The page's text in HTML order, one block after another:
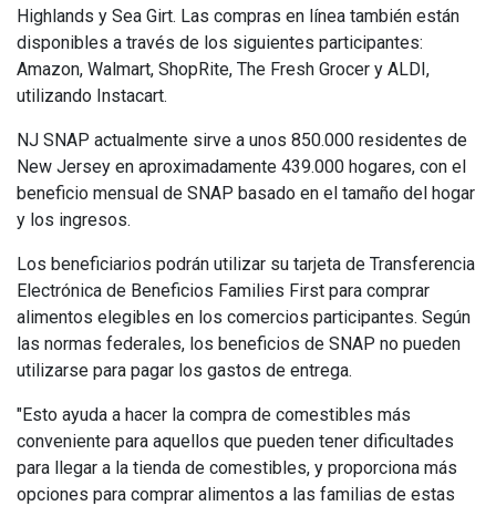
Highlands y Sea Girt. Las compras en línea también están
disponibles a través de los siguientes participantes:
Amazon, Walmart, ShopRite, The Fresh Grocer y ALDI,
utilizando Instacart.
NJ SNAP actualmente sirve a unos 850.000 residentes de
New Jersey en aproximadamente 439.000 hogares, con el
beneficio mensual de SNAP basado en el tamaño del hogar
y los ingresos.
Los beneficiarios podrán utilizar su tarjeta de Transferencia
Electrónica de Beneficios Families First para comprar
alimentos elegibles en los comercios participantes. Según
las normas federales, los beneficios de SNAP no pueden
utilizarse para pagar los gastos de entrega.
"Esto ayuda a hacer la compra de comestibles más
conveniente para aquellos que pueden tener dificultades
para llegar a la tienda de comestibles, y proporciona más
opciones para comprar alimentos a las familias de estas